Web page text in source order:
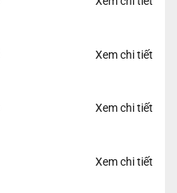
Xem chi tiết
Xem chi tiết
Xem chi tiết